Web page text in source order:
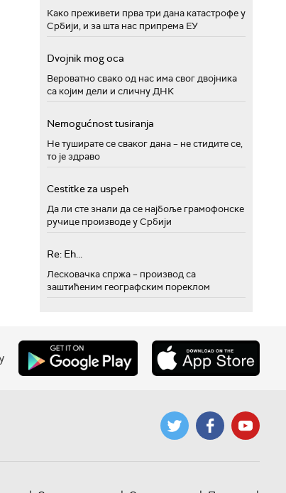
Како преживети прва три дана катастрофе у
Србији, и за шта нас припрема ЕУ
Dvojnik mog oca
Вероватно свако од нас има свог двојника
са којим дели и сличну ДНК
Nemogućnost tusiranja
Не туширате се сваког дана – не стидите се,
то је здраво
Cestitke za uspeh
Да ли сте знали да се најбоље грамофонске
ручице производе у Србији
Re: Eh...
Лесковачка спржа – производ са
заштићеним географским пореклом